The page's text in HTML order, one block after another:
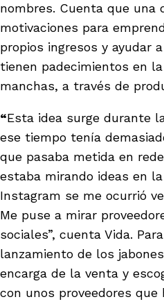
nombres. Cuenta que una
motivaciones para
propios ingresos y ayudar
tienen padecimientos en
manchas, a través de
“Esta idea surge durante
ese tiempo tenía
que pasaba metida en
estaba mirando ideas en
Instagram se me ocurrió
Me puse a mirar
sociales”, cuenta Vida.
lanzamiento de los
encarga de la venta y
con unos proveedores